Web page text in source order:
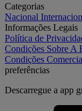
Categorias
Nacional
Informações Legais
Política de
Condições Sobre A
Condições
preferências
Descarregue a app